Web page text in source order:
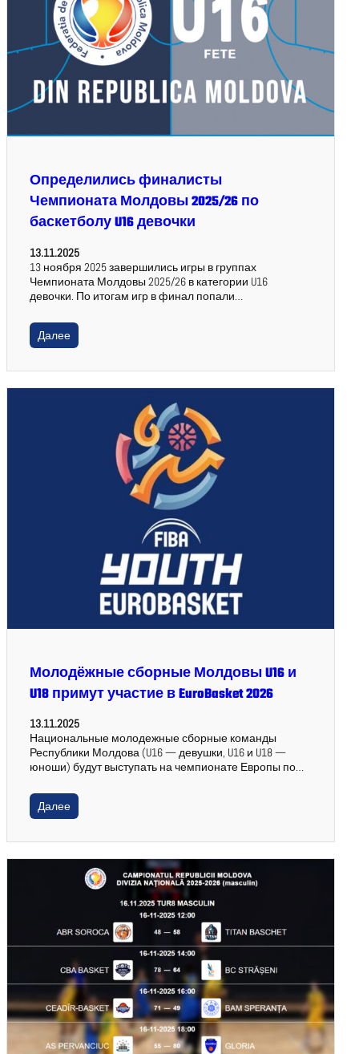
Определились финалисты
Чемпионата Молдовы 2025/26 по
баскетболу U16 девочки
13.11.2025
13 ноября 2025 завершились игры в группах
Чемпионата Молдовы 2025/26 в категории U16
девочки. По итогам игр в финал попали…
Далее
Молодёжные сборные Молдовы U16 и
U18 примут участие в EuroBasket 2026
13.11.2025
Национальные молодежные сборные команды
Республики Молдова (U16 — девушки, U16 и U18 —
юноши) будут выступать на чемпионате Европы по…
Далее